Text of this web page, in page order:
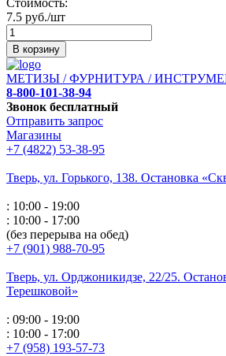
7.5 руб./шт
В корзину
МЕТИЗЫ / ФУРНИТУРА /
8-800-101-38-94
Звонок бесплатный
Отправить запрос
Магазины
+7 (4822) 53-38-95
Тверь, ул. Горького, 138. Остановка
: 10:00 - 19:00
: 10:00 - 17:00
(без перерыва на обед)
+7 (901) 988-70-95
Тверь, ул. Орджоникидзе, 22/25.
Терешковой»
: 09:00 - 19:00
: 10:00 - 17:00
+7 (958) 193-57-73